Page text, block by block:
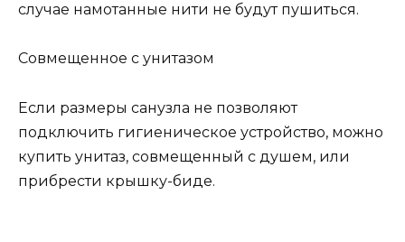
случае намотанные нити не будут пушиться.
Совмещенное с унитазом
Если размеры санузла не позволяют
подключить гигиеническое устройство, можно
купить унитаз, совмещенный с душем, или
прибрести крышку-биде.